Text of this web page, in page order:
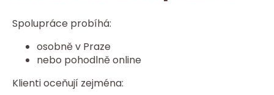
Spolupráce probíhá:
osobně v Praze
nebo pohodlně online
Klienti oceňují zejména: